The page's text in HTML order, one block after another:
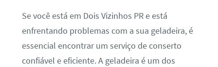
Se você está em Dois Vizinhos PR e está
enfrentando problemas com a sua geladeira, é
essencial encontrar um serviço de conserto
confiável e eficiente. A geladeira é um dos